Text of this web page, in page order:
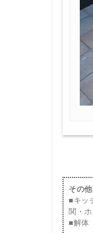
その
■キッ
関・
■解体